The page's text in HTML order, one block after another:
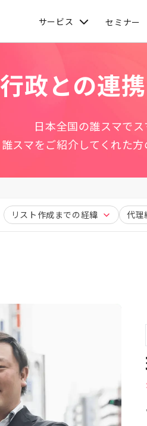
サービス セミナー
行政との連
日本全国の誰スマでス
誰スマをご紹介してくれた方
リスト作成までの経緯 代理